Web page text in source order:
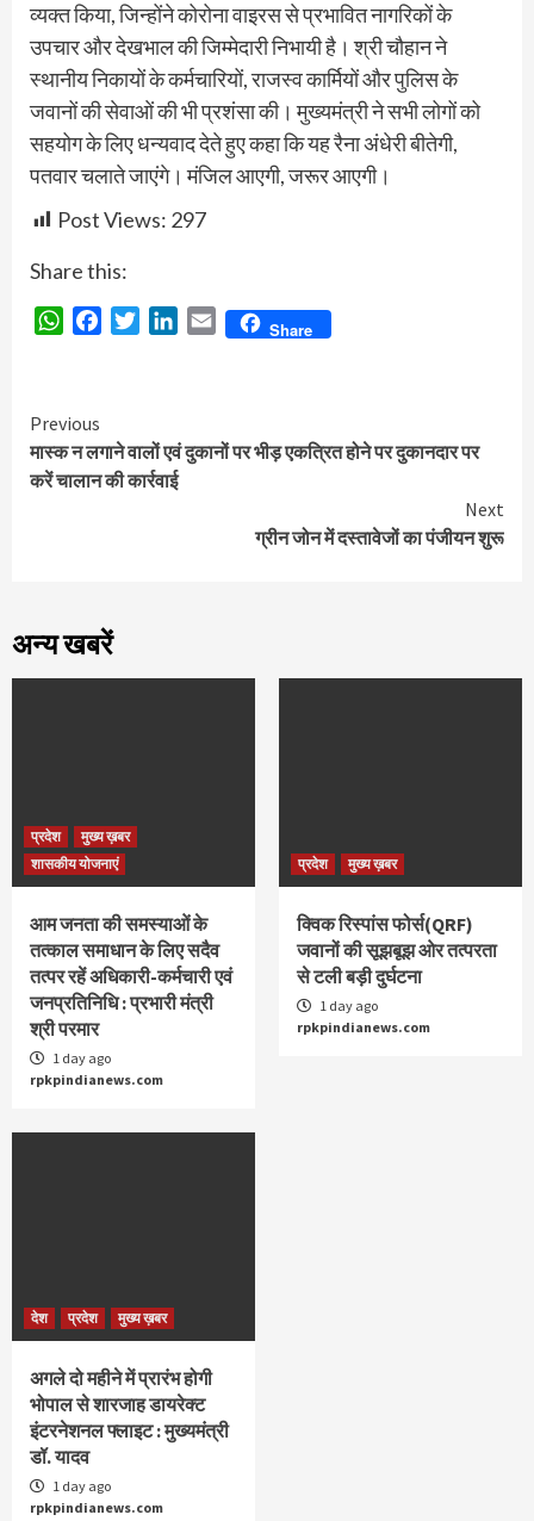
व्यक्त किया, जिन्होंने कोरोना वाइरस से प्रभावित नागरिकों के
उपचार और देखभाल की जिम्मेदारी निभायी है। श्री चौहान ने
स्थानीय निकायों के कर्मचारियों, राजस्व कार्मियों और पुलिस के
जवानों की सेवाओं की भी प्रशंसा की। मुख्यमंत्री ने सभी लोगों को
सहयोग के लिए धन्यवाद देते हुए कहा कि यह रैना अंधेरी बीतेगी,
पतवार चलाते जाएंगे। मंजिल आएगी, जरूर आएगी।
Post Views: 297
Share this:
WhatsAppFacebookTwitterLinkedIn
Email Share
Continue
Reading
Previous
मास्क न लगाने वालों एवं दुकानों पर भीड़ एकत्रित होने पर दुकानदार पर
करें चालान की कार्रवाई
Next
ग्रीन जोन में दस्तावेजों का पंजीयन शुरू
अन्य खबरें
प्रदेश
मुख्य ख़बर
शासकीय योजनाएं
आम जनता की समस्याओं के
तत्काल समाधान के लिए सदैव
तत्पर रहें अधिकारी-कर्मचारी एवं
जनप्रतिनिधि : प्रभारी मंत्री
श्री परमार
1 day ago
rpkpindianews.com
प्रदेश मुख्य ख़बर
क्विक रिस्पांस फोर्स(QRF)
जवानों की सूझबूझ ओर तत्परता
से टली बड़ी दुर्घटना
1 day ago
rpkpindianews.com
देश प्रदेश मुख्य ख़बर
अगले दो महीने में प्रारंभ होगी
भोपाल से शारजाह डायरेक्ट
इंटरनेशनल फ्लाइट : मुख्यमंत्री
डॉ. यादव
1 day ago
rpkpindianews.com